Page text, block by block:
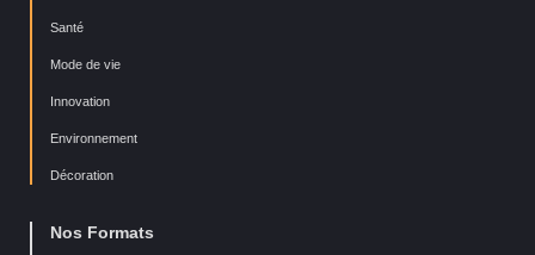
Santé
Mode de vie
Innovation
Environnement
Décoration
Nos Formats